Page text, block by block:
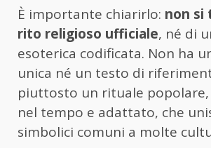
È importante chiarirlo: non si
rito religioso ufficiale, né di
esoterica codificata. Non ha
unica né un testo di
piuttosto un rituale
nel tempo e adattato, che
simbolici comuni a molte